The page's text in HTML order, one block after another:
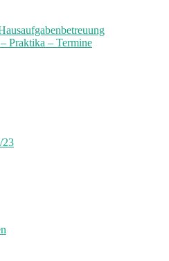
Praktika – Termine
23